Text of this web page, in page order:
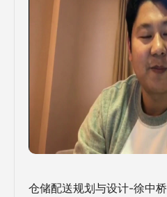
仓储配送规划与设计-徐中桥